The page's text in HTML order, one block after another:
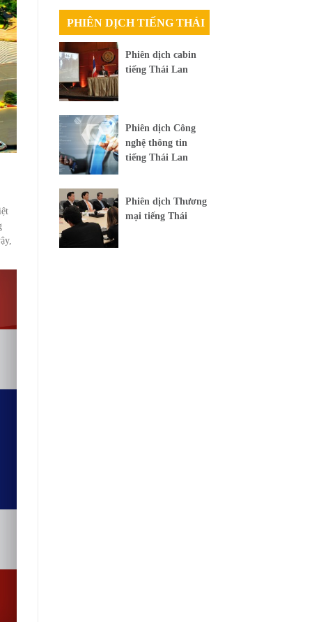
PHIÊN DỊCH TIẾNG THÁI
Phiên dịch cabin
tiếng Thái Lan
Phiên dịch Công
nghệ thông tin
tiếng Thái Lan
Phiên dịch Thương
mại tiếng Thái